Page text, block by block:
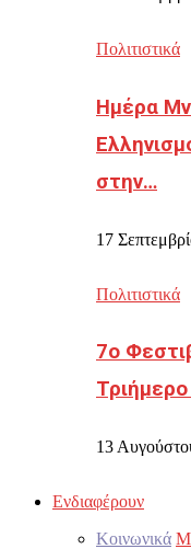
Πολιτιστικά
Ημέρα
στην…
17
Πολιτιστικά
7ο
13
Ενδιαφέρουν
Κοινωνικά